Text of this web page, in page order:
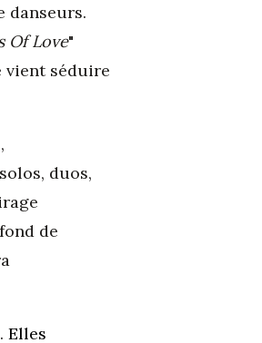
danseurs.
Of Love"
vient séduire
duos,
de
Elles